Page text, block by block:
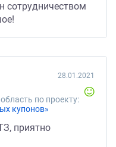
сотрудничеством
по проекту:
купонов»
28.01.2021
приятно